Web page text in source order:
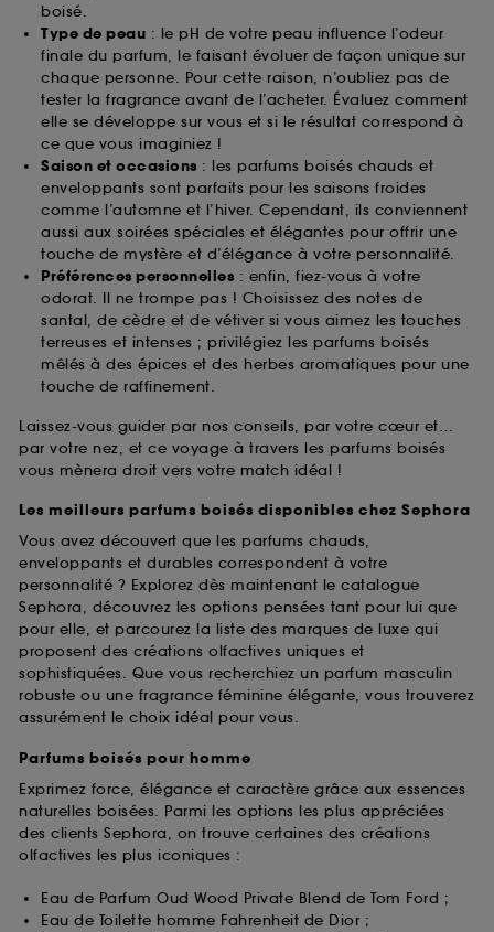
boisé.
Type de peau : le pH de votre peau influence l’odeur
finale du parfum, le faisant évoluer de façon unique sur
chaque personne. Pour cette raison, n’oubliez pas de
tester la fragrance avant de l’acheter. Évaluez comment
elle se développe sur vous et si le résultat correspond à
ce que vous imaginiez !
Saison et occasions : les parfums boisés chauds et
enveloppants sont parfaits pour les saisons froides
comme l’automne et l’hiver. Cependant, ils conviennent
aussi aux soirées spéciales et élégantes pour offrir une
touche de mystère et d’élégance à votre personnalité.
Préférences personnelles : enfin, fiez-vous à votre
odorat. Il ne trompe pas ! Choisissez des notes de
santal, de cèdre et de vétiver si vous aimez les touches
terreuses et intenses ; privilégiez les parfums boisés
mêlés à des épices et des herbes aromatiques pour une
touche de raffinement.
Laissez-vous guider par nos conseils, par votre cœur et…
par votre nez, et ce voyage à travers les parfums boisés
vous mènera droit vers votre match idéal !
Les meilleurs parfums boisés disponibles chez Sephora
Vous avez découvert que les parfums chauds,
enveloppants et durables correspondent à votre
personnalité ? Explorez dès maintenant le catalogue
Sephora, découvrez les options pensées tant pour lui que
pour elle, et parcourez la liste des marques de luxe qui
proposent des créations olfactives uniques et
sophistiquées. Que vous recherchiez un parfum masculin
robuste ou une fragrance féminine élégante, vous trouverez
assurément le choix idéal pour vous.
Parfums boisés pour homme
Exprimez force, élégance et caractère grâce aux essences
naturelles boisées. Parmi les options les plus appréciées
des clients Sephora, on trouve certaines des créations
olfactives les plus iconiques :
Eau de Parfum Oud Wood Private Blend de Tom Ford ;
Eau de Toilette homme Fahrenheit de Dior ;